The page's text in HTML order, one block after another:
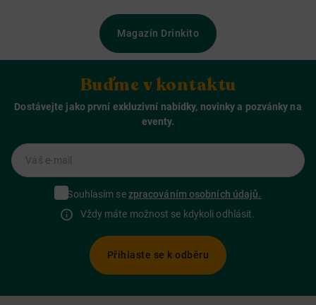
Magazín Drinkito
Buďme v kontaktu
Dostávejte jako první exkluzivní nabídky, novinky a pozvánky na
eventy.
Váš e-mail
Souhlasím sezpracováním osobních údajů.
Vždy máte možnost se kdykoli odhlásit.
Přihlaste se k odběru